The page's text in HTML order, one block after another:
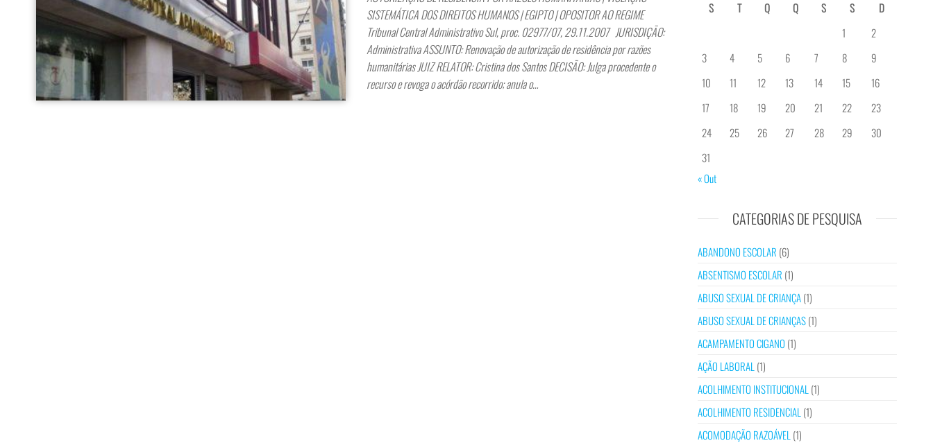
SISTEMÁTICA DOS DIREITOS HUMANOS | EGIPTO | OPOSITOR AO REGIME
Tribunal Central Administrativo Sul, proc. 02977/07, 29.11.2007 JURISDIÇÃO:
Administrativa ASSUNTO: Renovação de autorização de residência por razões
humanitárias JUIZ RELATOR: Cristina dos Santos DECISÃO: Julga procedente o
recurso e revoga o acórdão recorrido; anula o…
S
T Q Q S S
D
1
2
3
4 5 6 7 8
9
10
11 12 13 14 15
16
17
18 19 20 21 22
23
24
25 26 27 28 29
30
31
« Out
CATEGORIAS DE PESQUISA
ABANDONO ESCOLAR (6)
ABSENTISMO ESCOLAR (1)
ABUSO SEXUAL DE CRIANÇA(1)
ABUSO SEXUAL DE CRIANÇAS(1)
ACAMPAMENTO CIGANO (1)
AÇÃO LABORAL (1)
ACOLHIMENTO INSTITUCIONAL (1)
ACOLHIMENTO RESIDENCIAL (1)
ACOMODAÇÃO RAZOÁVEL (1)